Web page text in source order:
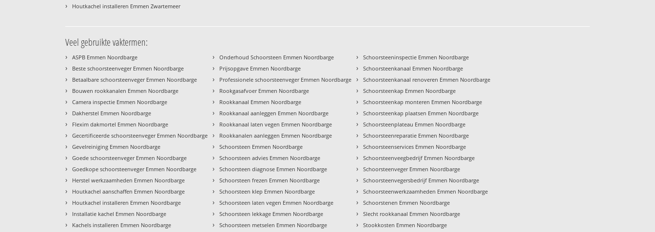
› Houtkachel installeren Emmen Zwartemeer
Veel gebruikte vaktermen:
› ASPB Emmen Noordbarge
› Beste schoorsteenveger Emmen Noordbarge
› Betaalbare schoorsteenveger Emmen Noordbarge
› Bouwen rookkanalen Emmen Noordbarge
› Camera inspectie Emmen Noordbarge
› Dakherstel Emmen Noordbarge
› Flexim dakmortel Emmen Noordbarge
› Gecertificeerde schoorsteenveger Emmen Noordbarge
› Gevelreiniging Emmen Noordbarge
› Goede schoorsteenveger Emmen Noordbarge
› Goedkope schoorsteenveger Emmen Noordbarge
› Herstel werkzaamheden Emmen Noordbarge
› Houtkachel aanschaffen Emmen Noordbarge
› Houtkachel installeren Emmen Noordbarge
› Installatie kachel Emmen Noordbarge
› Kachels installeren Emmen Noordbarge
› Onderhoud Schoorsteen Emmen Noordbarge
› Prijsopgave Emmen Noordbarge
› Professionele schoorsteenveger Emmen Noordbarge
› Rookgasafvoer Emmen Noordbarge
› Rookkanaal Emmen Noordbarge
› Rookkanaal aanleggen Emmen Noordbarge
› Rookkanaal laten vegen Emmen Noordbarge
› Rookkanalen aanleggen Emmen Noordbarge
› Schoorsteen Emmen Noordbarge
› Schoorsteen advies Emmen Noordbarge
› Schoorsteen diagnose Emmen Noordbarge
› Schoorsteen frezen Emmen Noordbarge
› Schoorsteen klep Emmen Noordbarge
› Schoorsteen laten vegen Emmen Noordbarge
› Schoorsteen lekkage Emmen Noordbarge
› Schoorsteen metselen Emmen Noordbarge
› Schoorsteeninspectie Emmen Noordbarge
› Schoorsteenkanaal Emmen Noordbarge
› Schoorsteenkanaal renoveren Emmen Noordbarge
› Schoorsteenkap Emmen Noordbarge
› Schoorsteenkap monteren Emmen Noordbarge
› Schoorsteenkap plaatsen Emmen Noordbarge
› Schoorsteenplateau Emmen Noordbarge
› Schoorsteenreparatie Emmen Noordbarge
› Schoorsteenservices Emmen Noordbarge
› Schoorsteenveegbedrijf Emmen Noordbarge
› Schoorsteenveger Emmen Noordbarge
› Schoorsteenvegersbedrijf Emmen Noordbarge
› Schoorsteenwerkzaamheden Emmen Noordbarge
› Schoorstenen Emmen Noordbarge
› Slecht rookkanaal Emmen Noordbarge
› Stookkosten Emmen Noordbarge